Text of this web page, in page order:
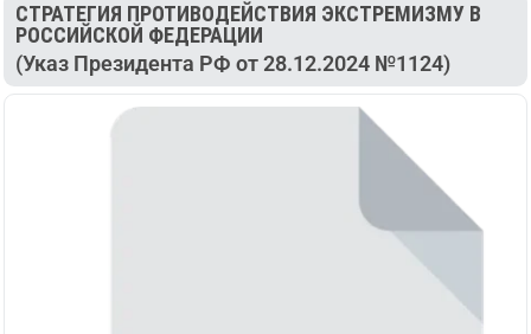
СТРАТЕГИЯ ПРОТИВОДЕЙСТВИЯ ЭКСТРЕМИЗМУ В
РОССИЙСКОЙ ФЕДЕРАЦИИ
(Указ Президента РФ от 28.12.2024 №1124)